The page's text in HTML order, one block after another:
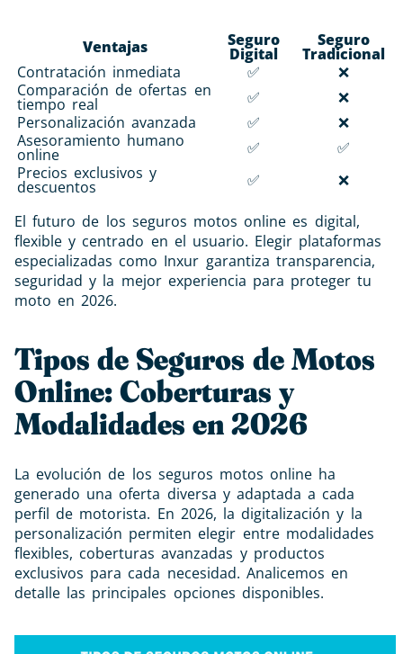
Ventajas Seguro
Digital
Seguro
Tradicional
Contratación inmediata
✅
❌
Comparación de ofertas en
tiempo real ✅
❌
Personalización avanzada
✅
❌
Asesoramiento humano
online ✅
✅
Precios exclusivos y
descuentos ✅ ❌
El futuro de los seguros motos online es digital,
flexible y centrado en el usuario. Elegir plataformas
especializadas como Inxur garantiza transparencia,
seguridad y la mejor experiencia para proteger tu
moto en 2026.
Tipos de Seguros de Motos
Online: Coberturas y
Modalidades en 2026
La evolución de los seguros motos online ha
generado una oferta diversa y adaptada a cada
perfil de motorista. En 2026, la digitalización y la
personalización permiten elegir entre modalidades
flexibles, coberturas avanzadas y productos
exclusivos para cada necesidad. Analicemos en
detalle las principales opciones disponibles.